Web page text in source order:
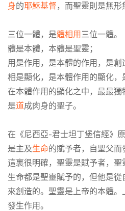
身的耶穌基督 ，而聖靈則 是無形
三位一體，是體相用 三位一體。
體是本體，本體是聖靈；
用是作用，是本體的作用，是創
相是顯化，是本體作用的顯化，
在本體作用的顯化之中，最最獨
是道成肉身的聖子。
在《尼西亞-君士坦丁堡信經》
是主及生命的賦予者 ， 自聖父而
這裏很明確，聖靈是賦予者，聖
生命都是聖靈賦予的，但他是
來創造的。 聖靈是上帝的本體。
發生作用。